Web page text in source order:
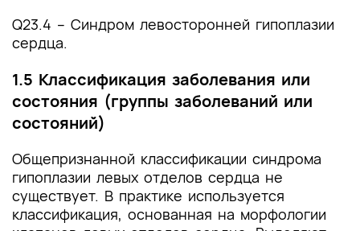
Q23.4 – Синдром левосторонней гипоплазии
сердца.
1.5 Классификация заболевания или
состояния (группы заболеваний или
состояний)
Общепризнанной классификации синдрома
гипоплазии левых отделов сердца не
существует. В практике используется
классификация, основанная на морфологии